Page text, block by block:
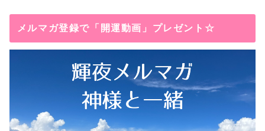
メルマガ登録で「開運動画」プレゼント☆